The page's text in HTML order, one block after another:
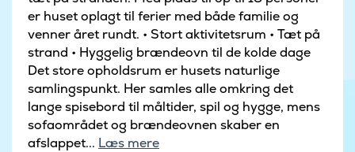
er huset oplagt til ferier med både familie og
venner året rundt. • Stort aktivitetsrum • Tæt på
strand • Hyggelig brændeovn til de kolde dage
Det store opholdsrum er husets naturlige
samlingspunkt. Her samles alle omkring det
lange spisebord til måltider, spil og hygge, mens
sofaområdet og brændeovnen skaber en
afslappet... Læs mere